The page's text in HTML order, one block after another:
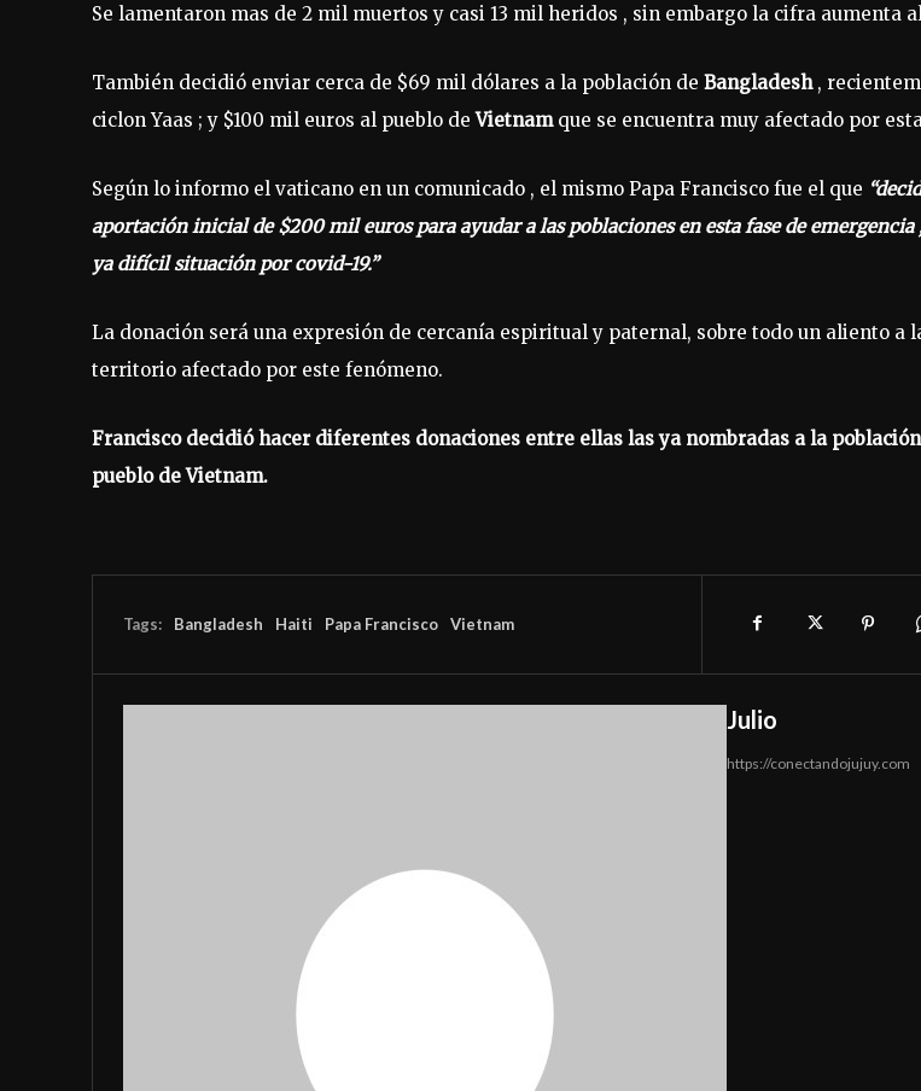
Se lamentaron mas de 2 mil muertos y casi 13 mil heridos , sin embargo la cifra aumenta
También decidió enviar cerca de $69 mil dólares a la población de Bangladesh,
ciclon Yaas ; y $100 mil euros al pueblo deVietnamque se encuentra muy afectado por
Según lo informo el vaticano en un comunicado , el mismo Papa Francisco fue el que
aportación inicial de $200 mil euros para ayudar a las poblaciones en esta fase de emergencia
ya difícil situación por covid-19.”
La donación será una expresión de cercanía espiritual y paternal, sobre todo un aliento a
territorio afectado por este fenómeno.
Francisco decidió hacer diferentes donaciones entre ellas las ya nombradas a la
pueblo de Vietnam.
Tags: Bangladesh Haiti Papa Francisco Vietnam
Julio
https://conectandojujuy.com